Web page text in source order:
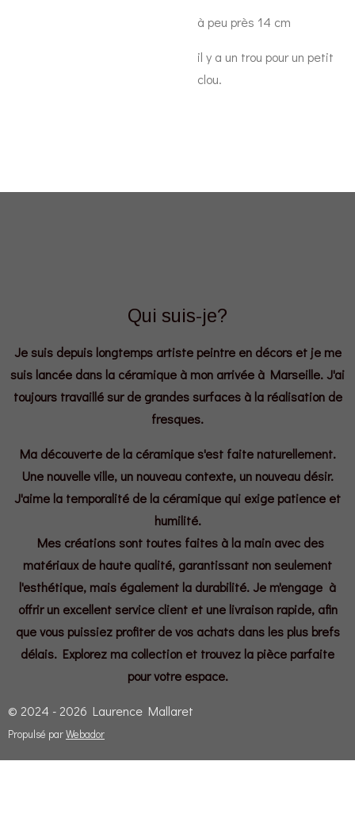
à peu près 14 cm
il y a un trou pour un petit
clou.
Qui suis-je?
Je suis depuis longtemps artiste peintre en décors et je me
suis lancée dans la céramique à mon arrivée à Marseille. J'ai
toujours travaillé sur de grandes surfaces à la réalisation de
fresques.
Ma découverte de la céramique s'est faite naturellement.
Une nouvelle ville, un nouveau contexte, un nouveau désir.
J'aime la temporalité de la céramique qui exige patience et
humilité.
Mes créations sont toutes faites à la main avec des
matériaux de haute qualité, garantissant non seulement
l'esthétique, mais également la durabilité. Je m'engage à
offrir un excellent service client et une livraison rapide, afin
que vous puissiez profiter de vos achats dans les plus brefs
délais. Explorez ma collection et trouvez la pièce parfaite
pour votre espace.
© 2024 - 2026 Laurence Mallaret
Propulsé parWebador